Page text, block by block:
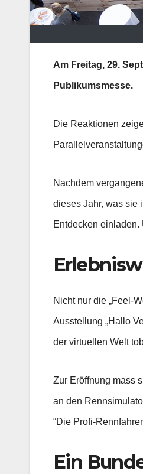
Am Freitag, 29.
Publikumsmesse.
Die Reaktionen
Nachdem
dieses Jahr, was sie
Entdecken
Nicht nur die „Feel-
Ausstellung „Hallo
der virtuellen Welt
Zur Eröffnung mass
an den
“Die Profi-
Ein